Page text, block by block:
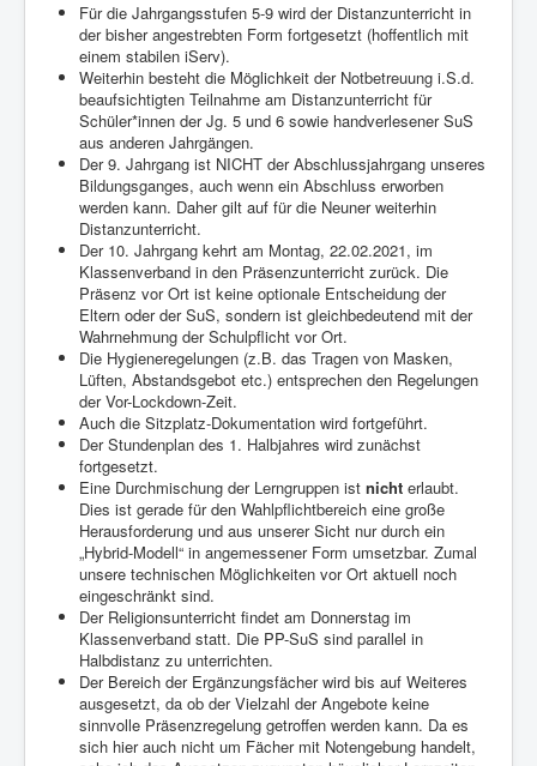
Für die Jahrgangsstufen 5-9 wird der Distanzunterricht in
der bisher angestrebten Form fortgesetzt (hoffentlich mit
einem stabilen iServ).
Weiterhin besteht die Möglichkeit der Notbetreuung i.S.d.
beaufsichtigten Teilnahme am Distanzunterricht für
Schüler*innen der Jg. 5 und 6 sowie handverlesener SuS
aus anderen Jahrgängen.
Der 9. Jahrgang ist NICHT der Abschlussjahrgang unseres
Bildungsganges, auch wenn ein Abschluss erworben
werden kann. Daher gilt auf für die Neuner weiterhin
Distanzunterricht.
Der 10. Jahrgang kehrt am Montag, 22.02.2021, im
Klassenverband in den Präsenzunterricht zurück. Die
Präsenz vor Ort ist keine optionale Entscheidung der
Eltern oder der SuS, sondern ist gleichbedeutend mit der
Wahrnehmung der Schulpflicht vor Ort.
Die Hygieneregelungen (z.B. das Tragen von Masken,
Lüften, Abstandsgebot etc.) entsprechen den Regelungen
der Vor-Lockdown-Zeit.
Auch die Sitzplatz-Dokumentation wird fortgeführt.
Der Stundenplan des 1. Halbjahres wird zunächst
fortgesetzt.
Eine Durchmischung der Lerngruppen ist nicht erlaubt.
Dies ist gerade für den Wahlpflichtbereich eine große
Herausforderung und aus unserer Sicht nur durch ein
„Hybrid-Modell“ in angemessener Form umsetzbar. Zumal
unsere technischen Möglichkeiten vor Ort aktuell noch
eingeschränkt sind.
Der Religionsunterricht findet am Donnerstag im
Klassenverband statt. Die PP-SuS sind parallel in
Halbdistanz zu unterrichten.
Der Bereich der Ergänzungsfächer wird bis auf Weiteres
ausgesetzt, da ob der Vielzahl der Angebote keine
sinnvolle Präsenzregelung getroffen werden kann. Da es
sich hier auch nicht um Fächer mit Notengebung handelt,